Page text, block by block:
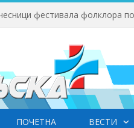
фестивала фолклора
ПОЧЕТНА ВЕСТИ